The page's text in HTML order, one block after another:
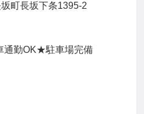
町長坂下条1395-2
通勤OK★駐車場完備